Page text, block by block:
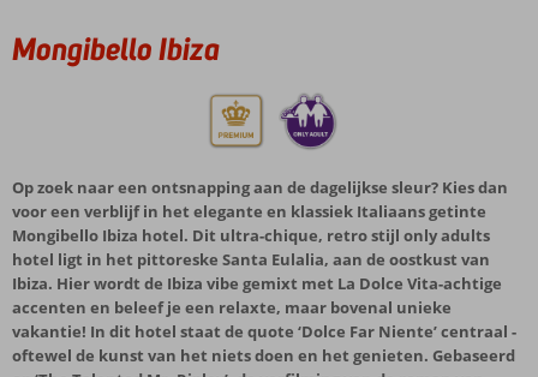
Mongibello Ibiza
Op zoek naar een ontsnapping aan de dagelijkse sleur? Kies dan
voor een verblijf in het elegante en klassiek Italiaans getinte
Mongibello Ibiza hotel. Dit ultra-chique, retro stijl only adults
hotel ligt in het pittoreske Santa Eulalia, aan de oostkust van
Ibiza. Hier wordt de Ibiza vibe gemixt met La Dolce Vita-achtige
accenten en beleef je een relaxte, maar bovenal unieke
vakantie! In dit hotel staat de quote ‘Dolce Far Niente’ centraal -
oftewel de kunst van het niets doen en het genieten. Gebaseerd